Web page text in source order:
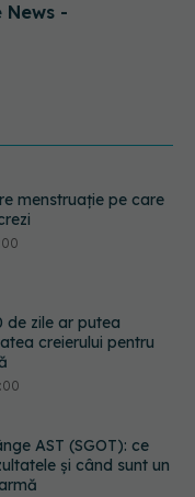
-
de zile ar putea
creierului pentru
AST (SGOT): ce
și când sunt un
de vară care te
duș. De ce este bine
imediat